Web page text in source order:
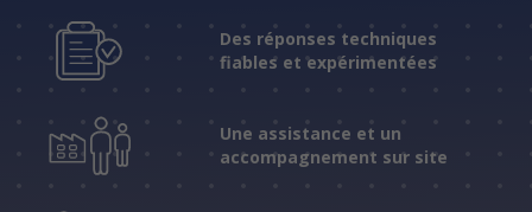
Des réponses techniques
fiables et expérimentées
Une assistance et un
accompagnement sur site